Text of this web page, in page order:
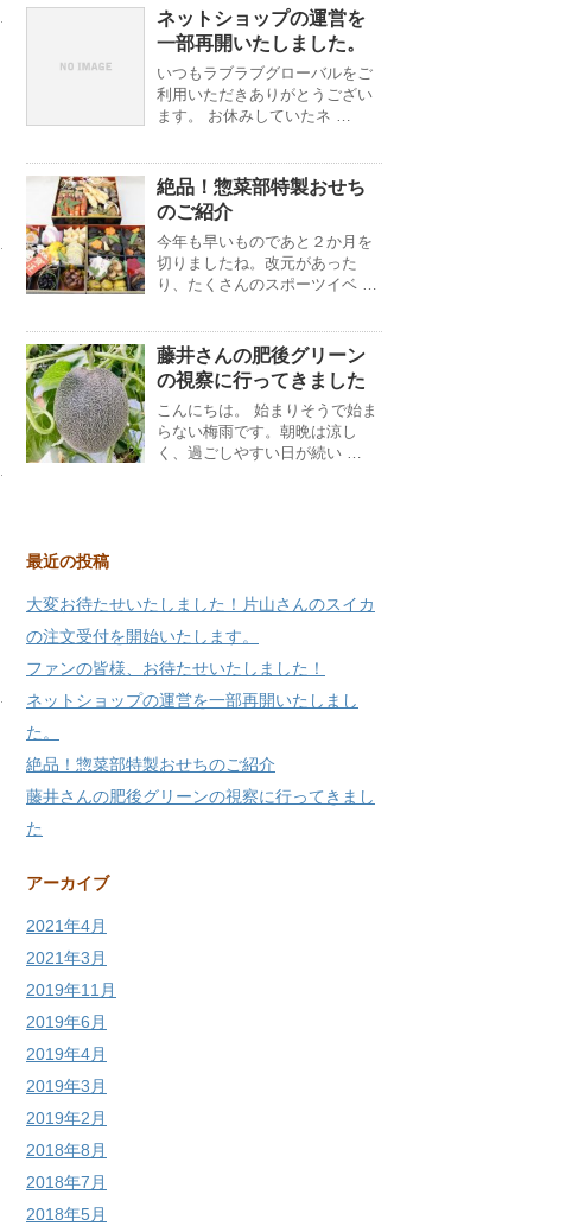
ネットショップの運営を
一部再開いたしました。
いつもラブラブグローバルをご
利用いただきありがとうござい
ます。 お休みしていたネ …
絶品！惣菜部特製おせち
のご紹介
今年も早いものであと２か月を
切りましたね。改元があった
り、たくさんのスポーツイベ …
藤井さんの肥後グリーン
の視察に行ってきました
こんにちは。 始まりそうで始ま
らない梅雨です。朝晩は涼し
く、過ごしやすい日が続い …
最近の投稿
大変お待たせいたしました！片山さんのスイカ
の注文受付を開始いたします。
ファンの皆様、お待たせいたしました！
ネットショップの運営を一部再開いたしまし
た。
絶品！惣菜部特製おせちのご紹介
藤井さんの肥後グリーンの視察に行ってきまし
た
アーカイブ
2021年4月
2021年3月
2019年11月
2019年6月
2019年4月
2019年3月
2019年2月
2018年8月
2018年7月
2018年5月